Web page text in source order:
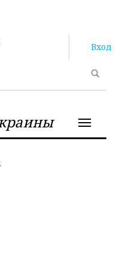
Вход
Toggle